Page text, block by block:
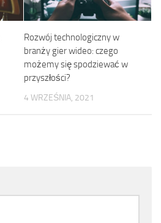
Rozwój technologiczny w
branży gier wideo: czego
możemy się spodziewać w
przyszłości?
4 WRZEŚNIA, 2021